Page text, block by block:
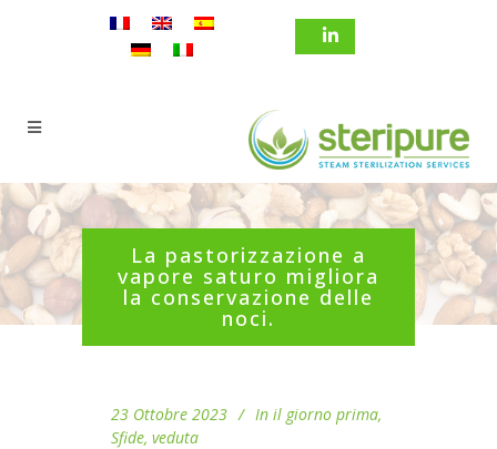
La pastorizzazione a
vapore saturo migliora
la conservazione delle
noci.
23 Ottobre 2023 In il giorno prima,
Sfide, veduta